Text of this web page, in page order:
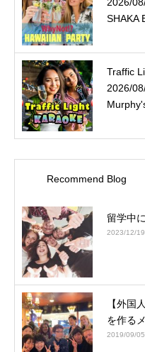
SHAKA
Traffic
2026/
Recommend Blog
留学中
2023/12/19
【外国
を作る
2019/09/05